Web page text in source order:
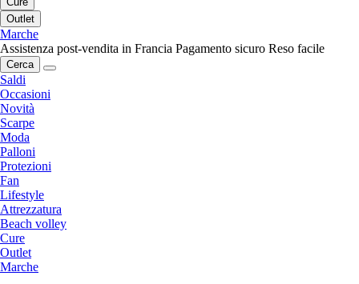
Outlet
Marche
Assistenza post-vendita in Francia Pagamento sicuro Reso facile
Cerca
Saldi
Occasioni
Novità
Scarpe
Moda
Palloni
Protezioni
Fan
Lifestyle
Attrezzatura
Beach volley
Cure
Outlet
Marche